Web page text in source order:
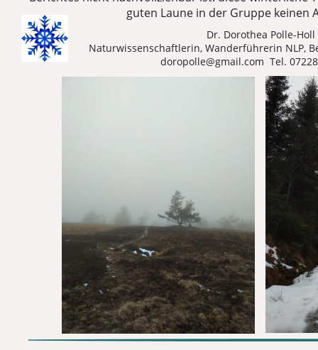
guten Laune in der Gruppe keinen
Dr. Dorothea Polle-Holl
Naturwissenschaftlerin, Wanderführerin NLP,
doropolle@gmail.com  Tel.